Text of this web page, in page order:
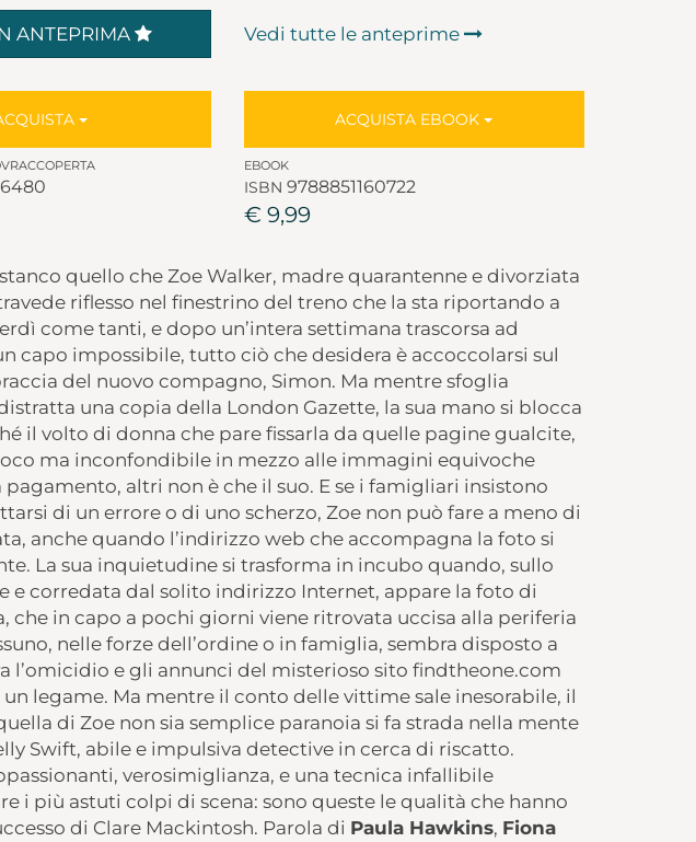
ANTEPRIMA Vedi tutte le anteprime
ACQUISTA EBOOK
EBOOK
ISBN 9788851160722
€ 9,99
quello che Zoe Walker, madre quarantenne e divorziata
riflesso nel finestrino del treno che la sta riportando a
come tanti, e dopo un’intera settimana trascorsa ad
capo impossibile, tutto ciò che desidera è accoccolarsi sul
del nuovo compagno, Simon. Ma mentre sfoglia
una copia della London Gazette, la sua mano si blocca
il volto di donna che pare fissarla da quelle pagine gualcite,
ma inconfondibile in mezzo alle immagini equivoche
altri non è che il suo. E se i famigliari insistono
di un errore o di uno scherzo, Zoe non può fare a meno di
anche quando l’indirizzo web che accompagna la foto si
La sua inquietudine si trasforma in incubo quando, sullo
e corredata dal solito indirizzo Internet, appare la foto di
che in capo a pochi giorni viene ritrovata uccisa alla periferia
nelle forze dell’ordine o in famiglia, sembra disposto a
l’omicidio e gli annunci del misterioso sito findtheone.com
un legame. Ma mentre il conto delle vittime sale inesorabile, il
di Zoe non sia semplice paranoia si fa strada nella mente
Swift, abile e impulsiva detective in cerca di riscatto.
verosimiglianza, e una tecnica infallibile
i più astuti colpi di scena: sono queste le qualità che hanno
di Clare Mackintosh. Parola di Paula Hawkins, Fiona